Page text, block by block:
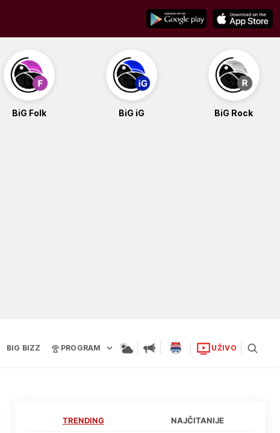
BiG Folk BiG iG BiG Rock
BIG BIZZ PROGRAM UŽIVO
TRENDING NAJČITANIJE